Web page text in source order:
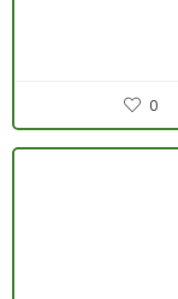
0